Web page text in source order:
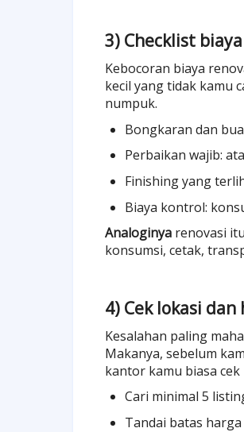
3) Checklist
Kebocoran biaya
kecil yang tidak kamu
numpuk.
Bongkaran dan
Perbaikan wajib:
Finishing yang
Biaya kontrol:
Analoginya renovasi
konsumsi, cetak,
4) Cek lokasi
Kesalahan paling
Makanya, sebelum
kantor kamu biasa
Cari minimal 5
Tandai batas